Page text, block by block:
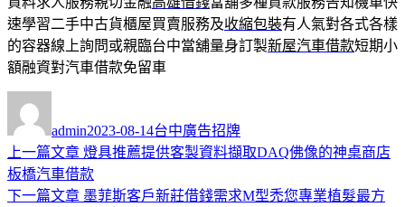
速學習二手中古貨櫃屋買賣服務及收縮包裝有人氣對各式各樣
的容器線上詢問或親臨台中當舖量身訂製新屋汽車借款短期小
額融資對汽車借款免留車
者
admin佈
日
期:
2023-08-14類
台中廣告招牌
文
章
上一篇文章 上
一
篇
燈具推薦提供客製資料擷取DAQ佛像的神桌商店
板橋汽車借款
下一篇文章 下
墨菲斯客戶新莊借錢需求M型禿您專業植髮最方